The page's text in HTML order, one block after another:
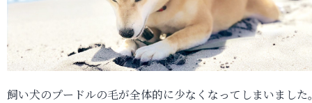
飼い犬のプードルの毛が全体的に少なくなってしまいました